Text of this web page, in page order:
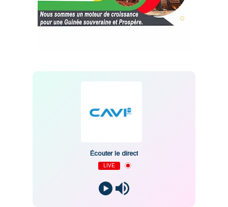
Écouter le direct
LIVE